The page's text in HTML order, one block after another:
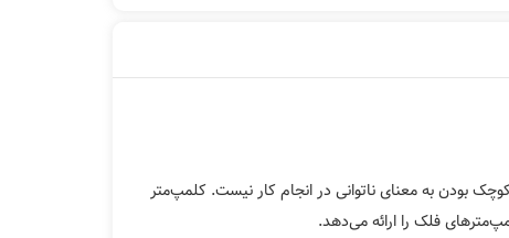
بودن به معنای ناتوانی در انجام کار نیست. کلمپ‌متر